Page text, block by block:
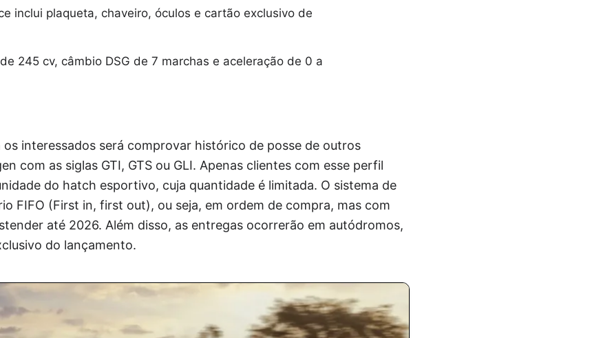
inclui plaqueta, chaveiro, óculos e cartão exclusivo de
245 cv, câmbio DSG de 7 marchas e aceleração de 0 a
os interessados será comprovar histórico de posse de outros
com as siglas GTI, GTS ou GLI. Apenas clientes com esse perfil
do hatch esportivo, cuja quantidade é limitada. O sistema de
FIFO (First in, first out), ou seja, em ordem de compra, mas com
até 2026. Além disso, as entregas ocorrerão em autódromos,
do lançamento.